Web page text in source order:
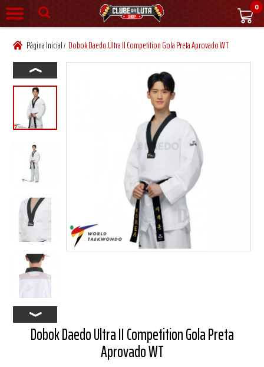
0
Página Inicial/ Dobok Daedo Ultra II Competition Gola Preta Aprovado WT
Dobok Daedo Ultra II Competition Gola Preta
Aprovado WT